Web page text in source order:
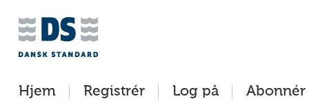
Jump
[s]Hjem Registrér Log på Abonnér